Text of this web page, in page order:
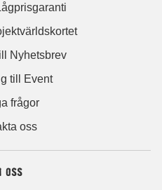
Nyhetsbrev
till Event
frågor
oss
oss